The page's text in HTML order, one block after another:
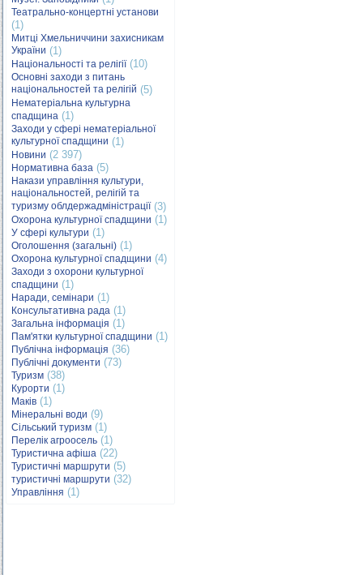
Театрально-концертні установи
(1)
Митці Хмельниччини захисникам
України (1)
Національності та релігії(10)
Основні заходи з питань
національностей та релігій (5)
Нематеріальна культурна
спадщина (1)
Заходи у сфері нематеріальної
культурної спадщини (1)
Новини (2 397)
Нормативна база (5)
Накази управління культури,
національностей, релігій та
туризму облдержадміністрації(3)
Охорона культурної спадщини (1)
У сфері культури (1)
Оголошення (загальні) (1)
Охорона культурної спадщини (4)
Заходи з охорони культурної
спадщини (1)
Наради, семінари (1)
Консультативна рада (1)
Загальна інформація (1)
Пам'ятки культурної спадщини (1)
Публічна інформація (36)
Публічні документи (73)
Туризм (38)
Курорти (1)
Маків (1)
Мінеральні води (9)
Сільський туризм (1)
Перелік агроосель (1)
Туристична афіша (22)
Туристичні маршрути (5)
туристичні маршрути (32)
Управління (1)